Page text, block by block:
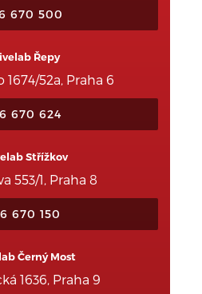
670 500
Řepy
1674/52a, Praha 6
670 624
Střížkov
553/1, Praha 8
670 150
Černý Most
1636, Praha 9